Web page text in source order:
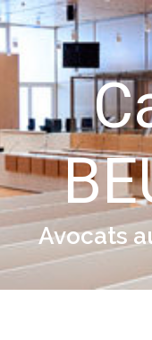
Skip to main content
Avocats